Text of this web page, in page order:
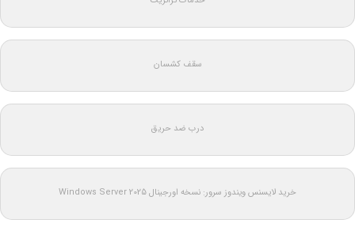
سقف کشسان
درب ضد حریق
خرید لایسنس ویندوز سرور: نسخه اورجینال Windows Server 2025